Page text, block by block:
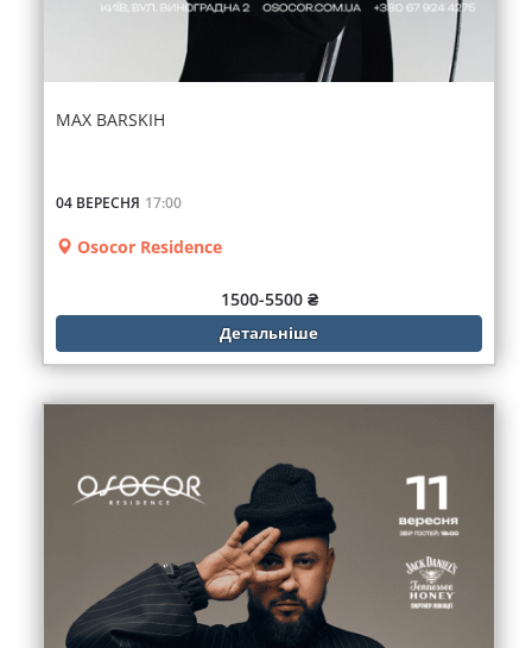
MAX BARSKIH
04 ВЕРЕСНЯ 17:00
Osocor Residence
1500-5500 ₴
Детальніше